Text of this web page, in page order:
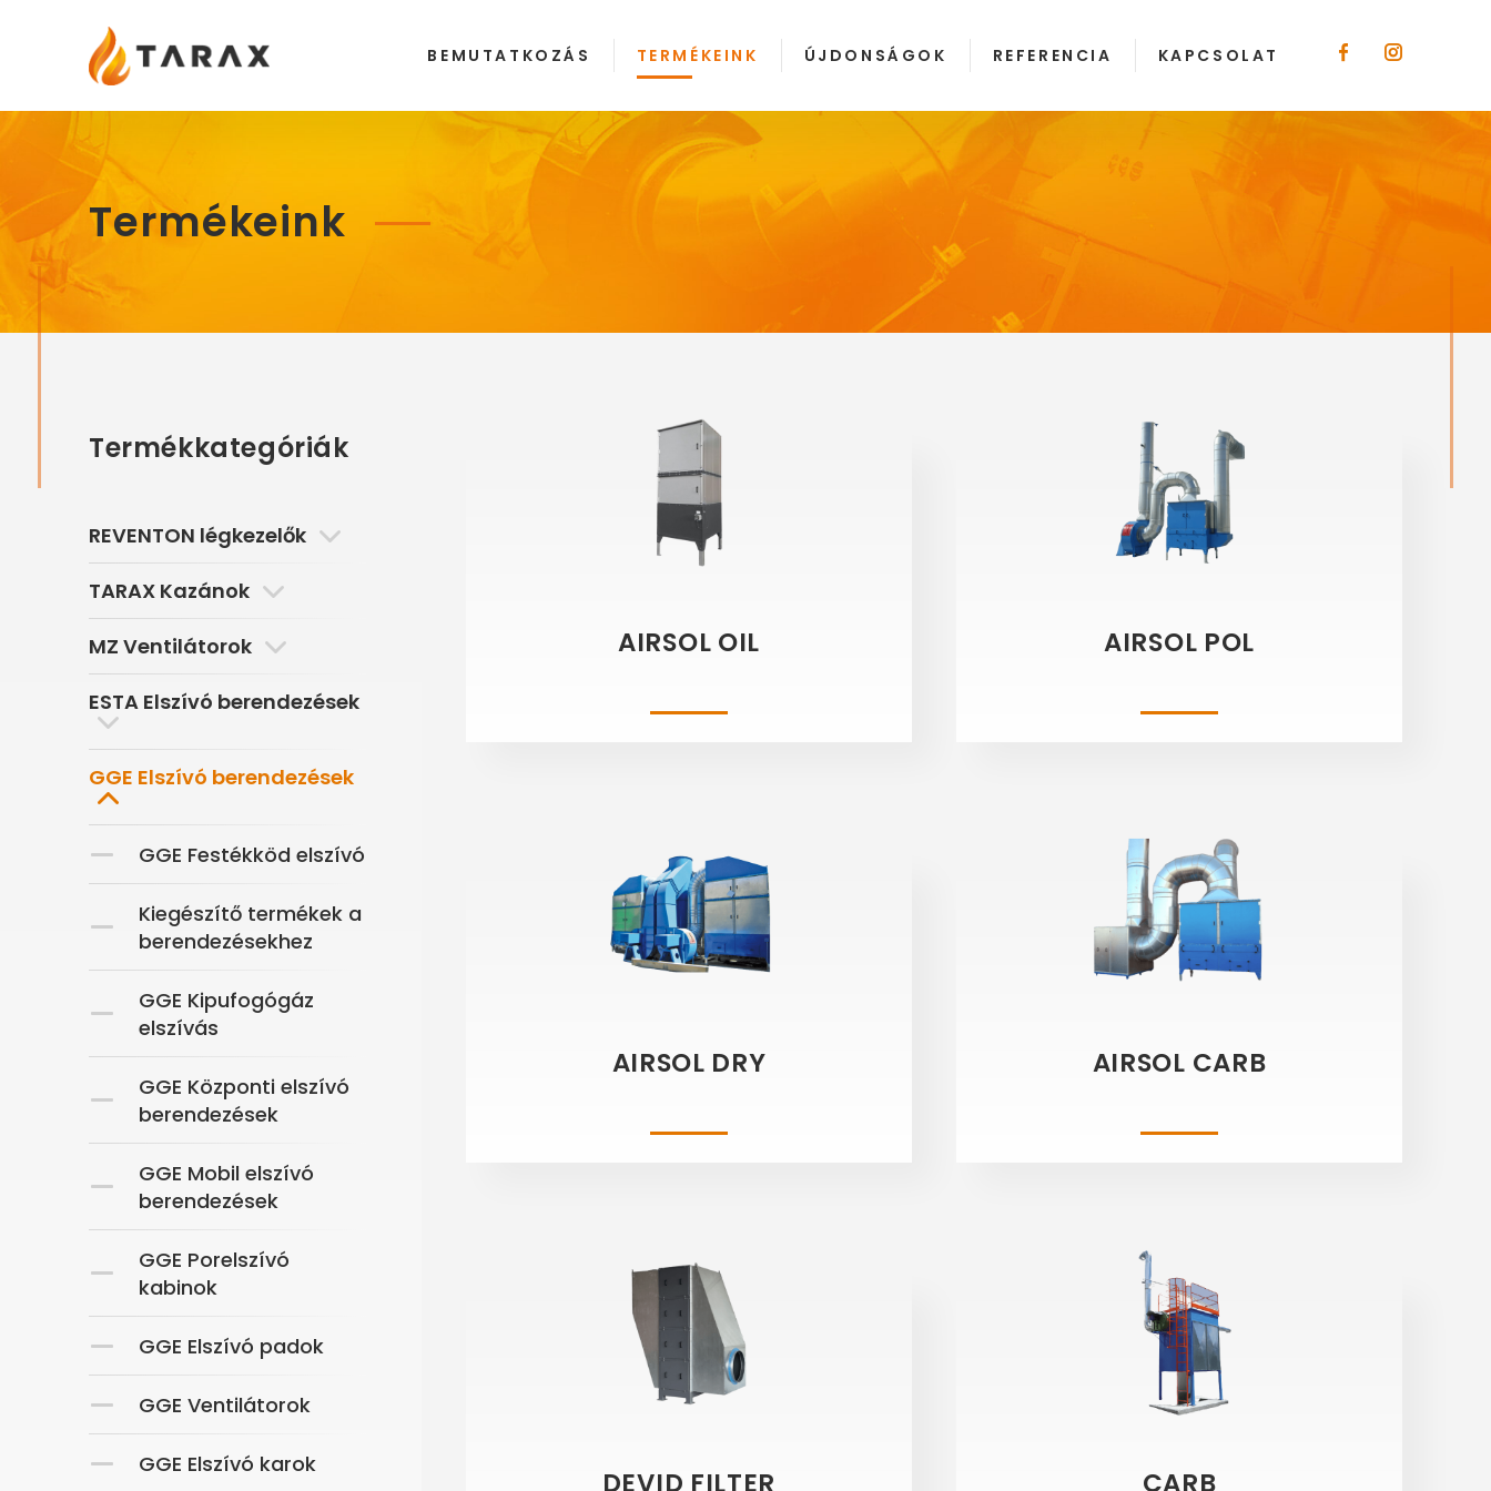
Tarax
BEMUTATKOZÁS TERMÉKEINK ÚJDONSÁGOK REFERENCIA KAPCSOLAT
Termékeink
Termékkategóriák
REVENTON légkezelők
TARAX Kazánok
MZ Ventilátorok
ESTA Elszívó berendezések
GGE Elszívó berendezések
GGE Festékköd elszívó
Kiegészítő termékek a
berendezésekhez
GGE Kipufogógáz
elszívás
GGE Központi elszívó
berendezések
GGE Mobil elszívó
berendezések
GGE Porelszívó
kabinok
GGE Elszívó padok
GGE Ventilátorok
GGE Elszívó karok
AIRSOL OIL AIRSOL POL
AIRSOL DRY AIRSOL CARB
DEVID FILTER CARB